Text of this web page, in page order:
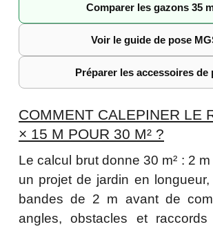
Comparer les gazons 35
Voir le guide de pose
Préparer les accessoires de
COMMENT CALEPINER LE
× 15 M POUR 30 M² ?
Le calcul brut donne 30 m² : 2
un projet de jardin en
bandes de 2 m avant de
angles, obstacles et